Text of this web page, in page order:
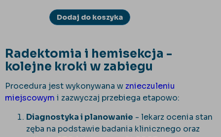
Dodaj do koszyka
Radektomia i hemisekcja -
kolejne kroki w zabiegu
Procedura jest wykonywana w znieczuleniu
miejscowym i zazwyczaj przebiega etapowo:
Diagnostyka i planowanie - lekarz ocenia stan
zęba na podstawie badania klinicznego oraz